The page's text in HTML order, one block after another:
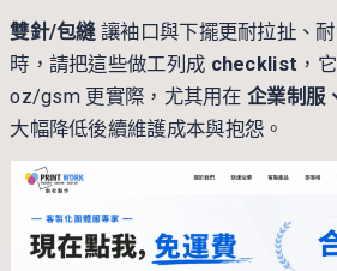
雙針/包縫讓袖口與下擺更耐拉扯、
時，請把這些做工列成 checklist ，
oz/gsm 更實際，尤其用在企業制服
大幅降低後續維護成本與抱怨。